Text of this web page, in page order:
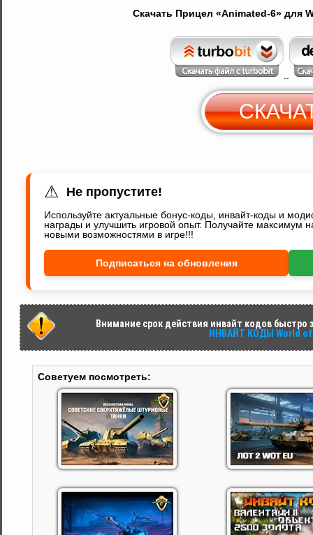
Скачать Прицел «Animated-6» для
⚠ Не пропустите!
Используйте актуальные бонус-коды, инвайт-коды и
награды и улучшить игровой опыт. Получайте максимум
новыми возможностями в игре!!!
Подписаться на обновления
Внимание срок действия инвайт кодов быстро
ИНВАЙТ КОДЫ World
Советуем посмотреть: